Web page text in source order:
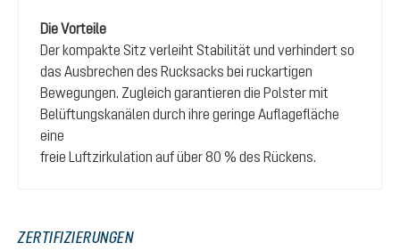
Die Vorteile
Der kompakte Sitz verleiht Stabilität und verhindert so
das Ausbrechen des Rucksacks bei ruckartigen
Bewegungen. Zugleich garantieren die Polster mit
Belüftungskanälen durch ihre geringe Auflagefläche
eine
freie Luftzirkulation auf über 80 % des Rückens.
ZERTIFIZIERUNGEN